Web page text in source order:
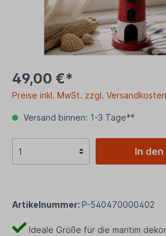
49,00 €*
Preise inkl. MwSt. zzgl. Versandkosten
Versand binnen: 1-3 Tage**
In
Artikelnummer: P-540470000402
Ideale Größe für die maritim